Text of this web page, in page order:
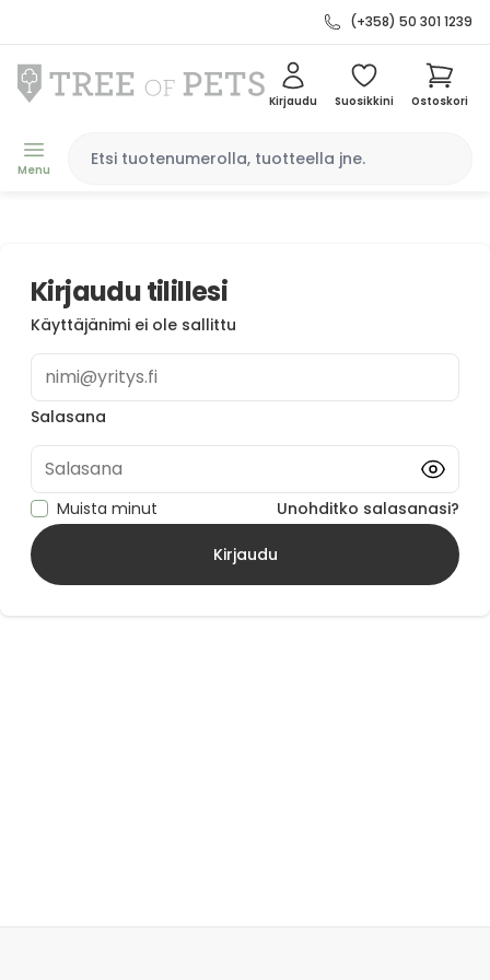
(+358) 50 301 1239
Menu
Kirjaudu Suosikkini Ostoskori
Kirjaudu tilillesi
Käyttäjänimi ei ole sallittu
nimi@yritys.fi
Salasana
Salasana
Muista minut Unohditko salasanasi?
Kirjaudu